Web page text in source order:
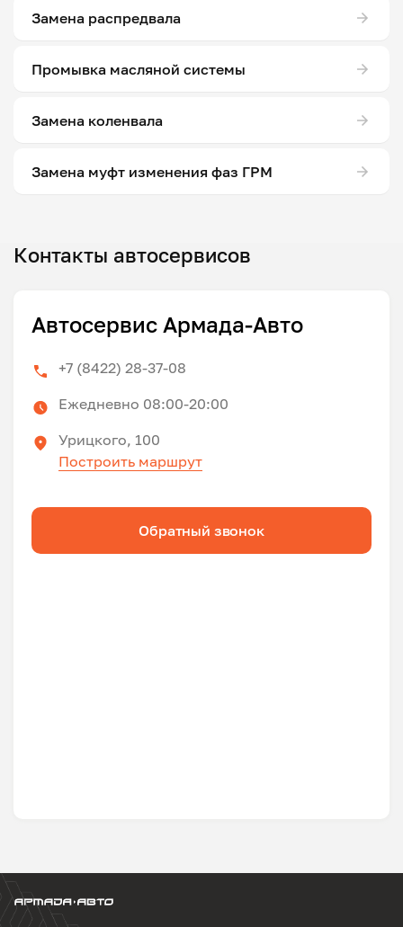
Замена распредвала
Промывка масляной системы
Замена коленвала
Замена муфт изменения фаз ГРМ
Контакты автосервисов
Автосервис Армада-Авто
+7 (8422) 28-37-08
Ежедневно 08:00-20:00
Урицкого, 100
Построить маршрут
Обратный звонок